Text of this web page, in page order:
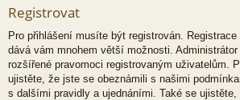
Registrovat
Pro přihlášení musíte být registrován.
dává vám mnohem větší možnosti.
rozšířené pravomoci registrovaným uživatelům.
ujistěte, že jste se obeznámili s našimi
s dalšími pravidly a ujednáními. Také se